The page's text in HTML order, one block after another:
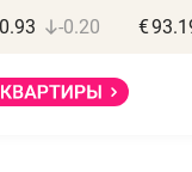
-0.20 €